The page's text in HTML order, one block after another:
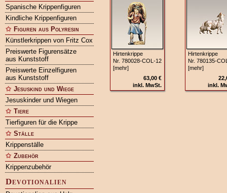
Spanische Krippenfiguren
Kindliche Krippenfiguren
Figuren aus Polyresin
Künstlerkrippen von Fritz Cox
Preiswerte Figurensätze
aus Kunststoff
Preiswerte Einzelfiguren
aus Kunststoff
Jesuskind und Wiege
Jesuskinder und Wiegen
Tiere
Tierfiguren für die Krippe
Ställe
Krippenställe
Zubehör
Krippenzubehör
Devotionalien
Hirtenkrippe
Nr. 780028‑COL‑12
[mehr]
63,00 €
inkl. MwSt.
Hirtenkrippe
Nr.
[mehr]
inkl.